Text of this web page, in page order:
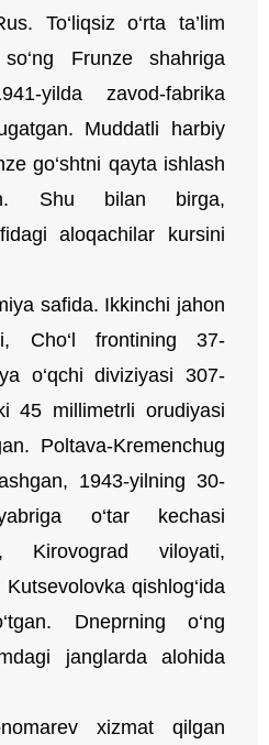
To‘liqsiz o‘rta ta’lim
Frunze shahriga
yilda zavod-fabrika
Muddatli harbiy
go‘shtni qayta ishlash
Shu bilan birga,
aloqachilar kursini
safida. Ikkinchi jahon
Cho‘l frontining 37-
o‘qchi diviziyasi 307-
45 millimetrli orudiyasi
Poltava-Kremenchug
1943-yilning 30-
o‘tar kechasi
Kirovograd viloyati,
qishlog‘ida
Dneprning o‘ng
janglarda alohida
xizmat qilgan